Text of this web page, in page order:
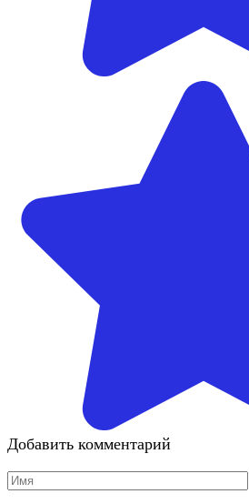
Добавить комментарий
Имя